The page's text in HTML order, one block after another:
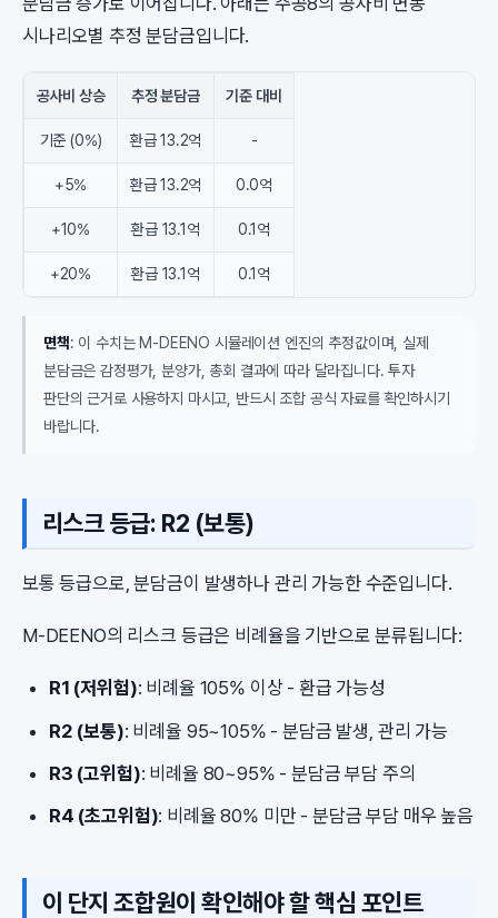
시나리오별 추정 분담금입니다.
공사비 상승 추정 분담금 기준 대비
기준 (0%) 환급 13.2억 -
+5% 환급 13.2억 0.0억
+10% 환급 13.1억 0.1억
+20% 환급 13.1억 0.1억
면책: 이 수치는 M-DEENO 시뮬레이션 엔진의 추정값이며, 실제
분담금은 감정평가, 분양가, 총회 결과에 따라 달라집니다. 투자
판단의 근거로 사용하지 마시고, 반드시 조합 공식 자료를 확인하시기
바랍니다.
리스크 등급: R2 (보통)
보통 등급으로, 분담금이 발생하나 관리 가능한 수준입니다.
M-DEENO의 리스크 등급은 비례율을 기반으로 분류됩니다:
R1 (저위험): 비례율 105% 이상 - 환급 가능성
R2 (보통): 비례율 95~105% - 분담금 발생, 관리 가능
R3 (고위험): 비례율 80~95% - 분담금 부담 주의
R4 (초고위험): 비례율 80% 미만 - 분담금 부담 매우 높음
이 단지 조합원이 확인해야 할 핵심 포인트